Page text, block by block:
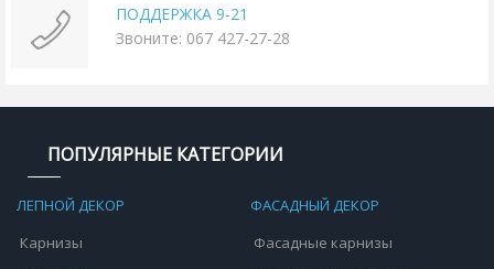
ПОДДЕРЖКА 9-21
Звоните: 067 427-27-28
ПОПУЛЯРНЫЕ КАТЕГОРИИ
ЛЕПНОЙ ДЕКОР
Карнизы
ФАСАДНЫЙ ДЕКОР
Фасадные карнизы